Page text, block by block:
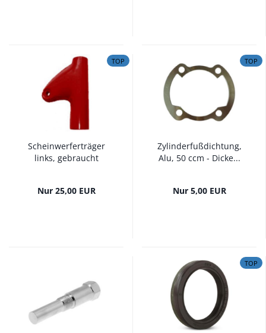
TOP
Scheinwerferträger
links, gebraucht
Nur 25,00 EUR
TOP
Zylinderfußdichtung,
Alu, 50 ccm - Dicke...
Nur 5,00 EUR
TOP